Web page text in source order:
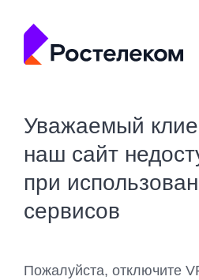
Уважаемый
наш сайт
при
сервисов
Пожалуйста, отключите